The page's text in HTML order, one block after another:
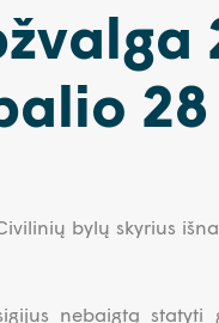
28
bylų skyrius
nebaigtą statyti